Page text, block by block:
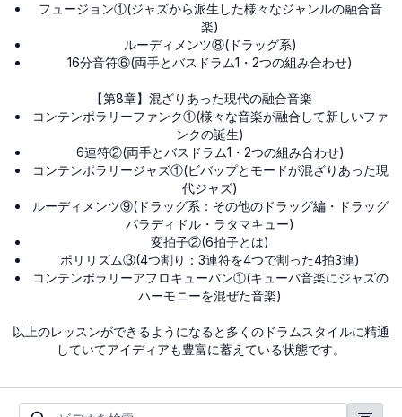
フュージョン①(ジャズから派生した様々なジャンルの融合音
楽)
ルーディメンツ⑧(ドラッグ系)
16分音符⑥(両手とバスドラム1・2つの組み合わせ)
【第8章】混ざりあった現代の融合音楽
コンテンポラリーファンク①(様々な音楽が融合して新しいファ
ンクの誕生)
6連符②(両手とバスドラム1・2つの組み合わせ)
コンテンポラリージャズ①(ビバップとモードが混ざりあった現
代ジャズ)
ルーディメンツ⑨(ドラッグ系：その他のドラッグ編・ドラッグ
パラディドル・ラタマキュー)
変拍子②(6拍子とは)
ポリリズム③(4つ割り：3連符を4つで割った4拍3連)
コンテンポラリーアフロキューバン①(キューバ音楽にジャズの
ハーモニーを混ぜた音楽)
以上のレッスンができるようになると多くのドラムスタイルに精通
していてアイディアも豊富に蓄えている状態です。